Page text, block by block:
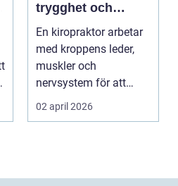
trygghet och
behandling som
gör skillnad
En kiropraktor arbetar
med kroppens leder,
muskler och
nervsystem för att
minska smärta, f...
02 april 2026